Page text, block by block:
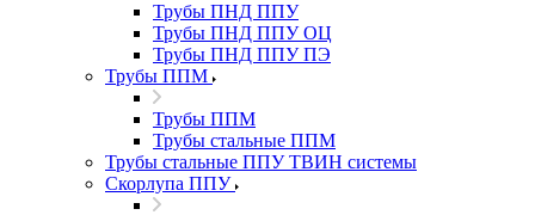
Трубы ПНД ППУ
Трубы ПНД ППУ ОЦ
Трубы ПНД ППУ ПЭ
Трубы ППМ
Трубы ППМ
Трубы стальные ППМ
Трубы стальные ППУ ТВИН системы
Скорлупа ППУ